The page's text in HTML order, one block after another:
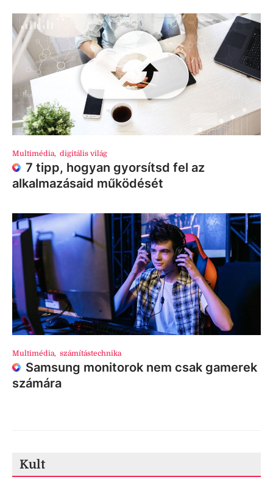
Multimédia, digitális világ
7 tipp, hogyan gyorsítsd fel az
alkalmazásaid működését
Multimédia, számítástechnika
Samsung monitorok nem csak gamerek
számára
Kult